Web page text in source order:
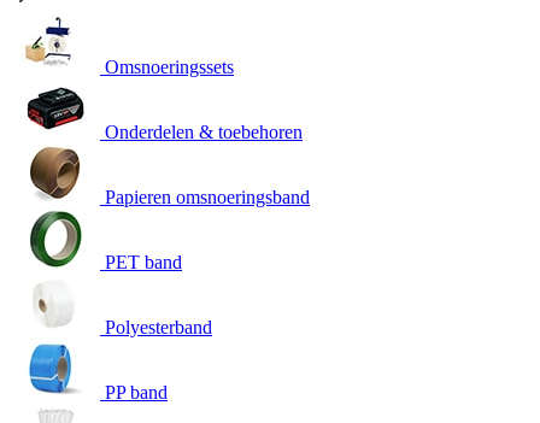
Omsnoeringssets
Onderdelen & toebehoren
Papieren omsnoeringsband
PET band
Polyesterband
PP band